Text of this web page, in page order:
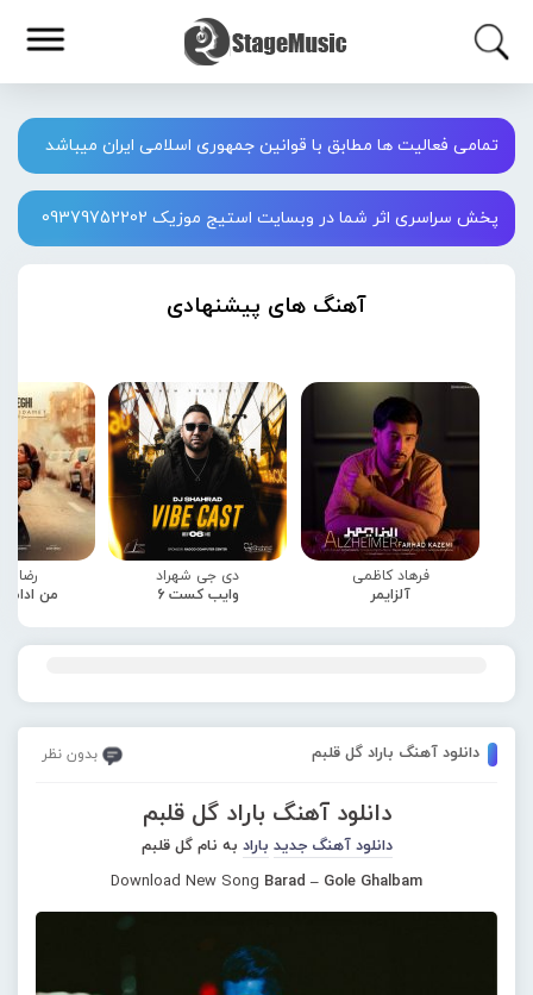
تمامی فعالیت ها مطابق با قوانین جمهوری اسلامی ایران میباشد
پخش سراسری اثر شما در وبسایت استیج موزیک 09379752202
آهنگ های پیشنهادی
فرهاد کاظمی
آلزایمر
دی جی شهراد
وایب کست 6
رضا
من
دانلود آهنگ باراد گل قلبم بدون نظر
دانلود آهنگ باراد گل قلبم
دانلود آهنگ جدید باراد به نام گل قلبم
Download New Song Barad – Gole Ghalbam